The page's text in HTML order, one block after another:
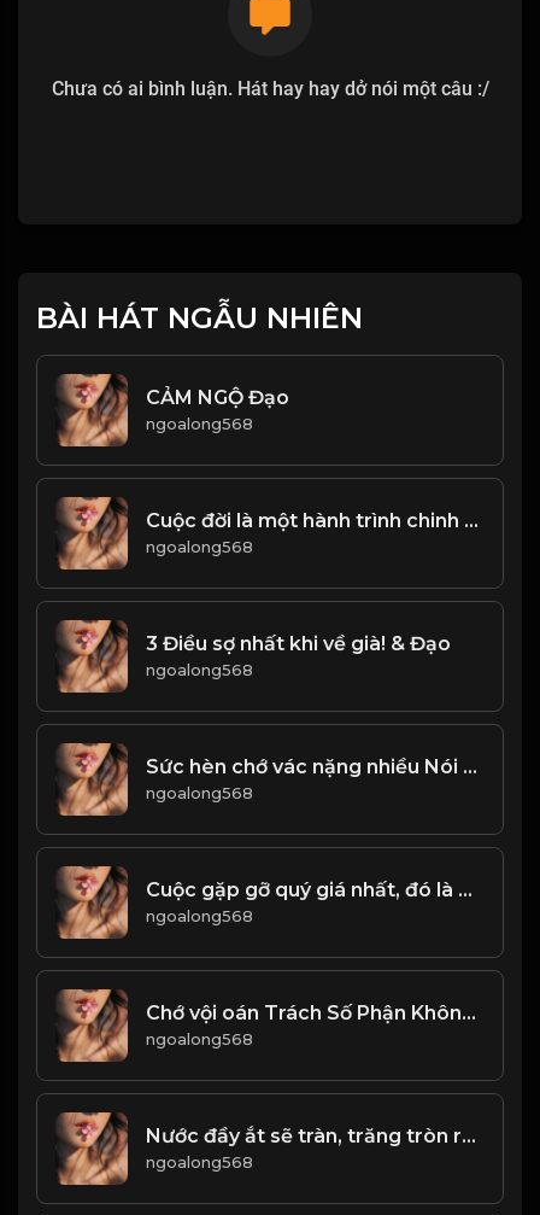
Chưa có ai bình luận. Hát hay hay dở nói một câu :/
BÀI HÁT NGẪU NHIÊN
CẢM NGỘ Đạo
ngoalong568
Cuộc đời là một hành trình chinh phục, và đối thủ lớn nhất chính là bản thân ta! & Đạo
ngoalong568
3 Điều sợ nhất khi về già! & Đạo
ngoalong568
Sức hèn chớ vác nặng nhiều Nói không trọng lượng chớ điều khuyên ai! & Đạo
ngoalong568
Cuộc gặp gỡ quý giá nhất, đó là gặp lại chính mình ở một thời điểm nào đó trong cuộc đời! & Đạo
ngoalong568
Chớ vội oán Trách Số Phận Không Công Bằng, cũng đừng oán trách cơ hội quá xa vời...! & Đạo
ngoalong568
Nước đầy ắt sẽ tràn, trăng tròn rồi lại khuyết! & Đạo
ngoalong568